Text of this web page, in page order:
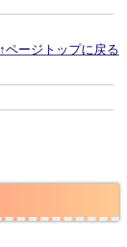
↑ページトップに戻る